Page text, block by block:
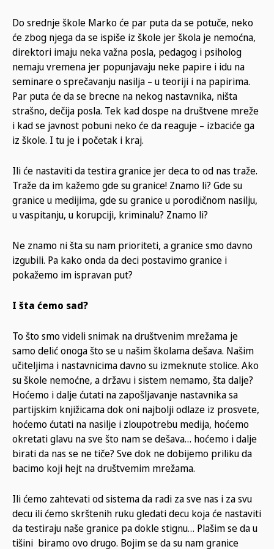
Do srednje škole Marko će par puta da se potuče, neko
će zbog njega da se ispiše iz škole jer škola je nemoćna,
direktori imaju neka važna posla, pedagog i psiholog
nemaju vremena jer popunjavaju neke papire i idu na
seminare o sprečavanju nasilja – u teoriji i na papirima.
Par puta će da se brecne na nekog nastavnika, ništa
strašno, dečija posla. Tek kad dospe na društvene mreže
i kad se javnost pobuni neko će da reaguje – izbaciće ga
iz škole. I tu je i početak i kraj.
Ili će nastaviti da testira granice jer deca to od nas traže.
Traže da im kažemo gde su granice! Znamo li? Gde su
granice u medijima, gde su granice u porodičnom nasilju,
u vaspitanju, u korupciji, kriminalu? Znamo li?
Ne znamo ni šta su nam prioriteti, a granice smo davno
izgubili. Pa kako onda da deci postavimo granice i
pokažemo im ispravan put?
I šta ćemo sad?
To što smo videli snimak na društvenim mrežama je
samo delić onoga što se u našim školama dešava. Našim
učiteljima i nastavnicima davno su izmeknute stolice. Ako
su škole nemoćne, a državu i sistem nemamo, šta dalje?
Hoćemo i dalje ćutati na zapošljavanje nastavnika sa
partijskim knjižicama dok oni najbolji odlaze iz prosvete,
hoćemo ćutati na nasilje i zloupotrebu medija, hoćemo
okretati glavu na sve što nam se dešava… hoćemo i dalje
birati da nas se ne tiče? Sve dok ne dobijemo priliku da
bacimo koji hejt na društvemim mrežama.
Ili ćemo zahtevati od sistema da radi za sve nas i za svu
decu ili ćemo skrštenih ruku gledati decu koja će nastaviti
da testiraju naše granice pa dokle stignu… Plašim se da u
tišini biramo ovo drugo. Bojim se da su nam granice